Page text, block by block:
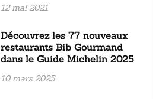
12 mai 2021
Découvrez les 77 nouveaux
restaurants Bib Gourmand
dans le Guide Michelin 2025
10 mars 2025